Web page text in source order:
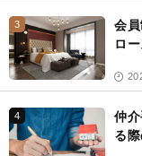
3
会
ロ
4
仲
る